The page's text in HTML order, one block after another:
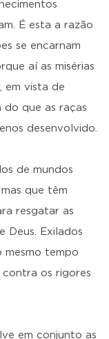
É esta a razão
se encarnam
aí as misérias
em vista de
do que as raças
desenvolvido.
de mundos
que têm
resgatar as
Deus. Exilados
mesmo tempo
os rigores
em conjunto as